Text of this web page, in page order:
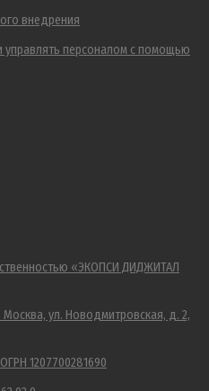
внедрения
управлять персоналом с помощью
«ЭКОПСИ ДИДЖИТАЛ
Москва, ул. Новодмитровская, д. 2,
1207700281690